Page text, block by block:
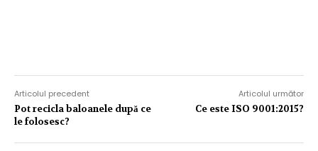
Articolul precedent
Pot recicla baloanele după ce
le folosesc?
Articolul următor
Ce este ISO 9001:2015?